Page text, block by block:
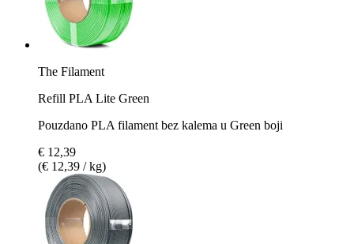
The Filament
Refill PLA Lite Green
Pouzdano PLA filament bez kalema u Green boji
€ 12,39
(€ 12,39 / kg)